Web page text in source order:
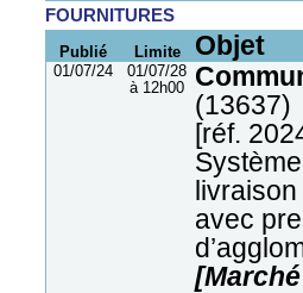
FOURNITURES
Publié Limite Objet
01/07/24
01/07/28
à 12h00
(13637)
[réf.
avec